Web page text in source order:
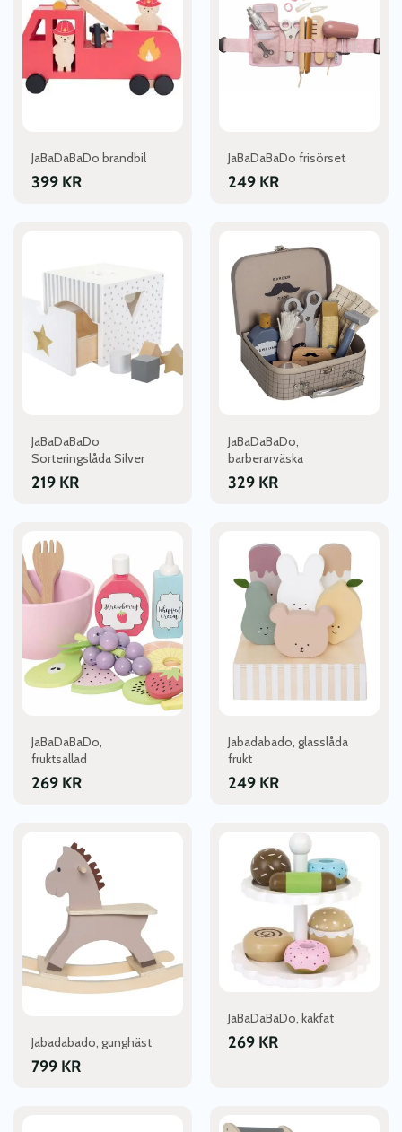
JaBaDaBaDo brandbil
399 KR
JaBaDaBaDo frisörset
249 KR
JaBaDaBaDo
Sorteringslåda Silver
219 KR
JaBaDaBaDo,
barberarväska
329 KR
JaBaDaBaDo,
fruktsallad
269 KR
Jabadabado, glasslåda
frukt
249 KR
Jabadabado, gunghäst
799 KR
JaBaDaBaDo, kakfat
269 KR